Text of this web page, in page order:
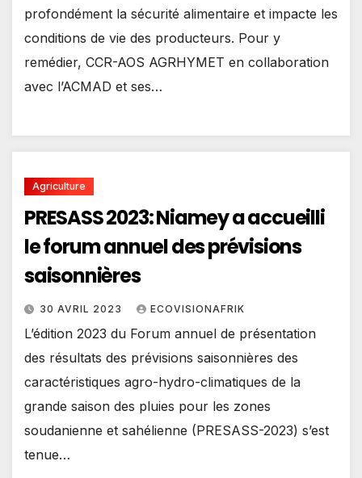
profondément la sécurité alimentaire et impacte les
conditions de vie des producteurs. Pour y
remédier, CCR-AOS AGRHYMET en collaboration
avec l’ACMAD et ses…
Agriculture
PRESASS 2023: Niamey a accueilli
le forum annuel des prévisions
saisonnières
30 AVRIL 2023 ECOVISIONAFRIK
L’édition 2023 du Forum annuel de présentation
des résultats des prévisions saisonnières des
caractéristiques agro-hydro-climatiques de la
grande saison des pluies pour les zones
soudanienne et sahélienne (PRESASS-2023) s’est
tenue…